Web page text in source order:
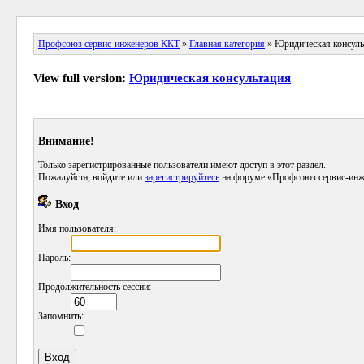
Профсоюз сервис-инженеров ККТ» Главная категория » Юридическая
View full version: Юридическая консультация
Внимание!
Только зарегистрированные пользователи имеют доступ в этот раздел.
Пожалуйста, войдите или зарегистрируйтесь на форуме «Профсоюз сервис-
Вход
Имя пользователя:
Пароль:
Продолжительность сессии:
Запомнить: